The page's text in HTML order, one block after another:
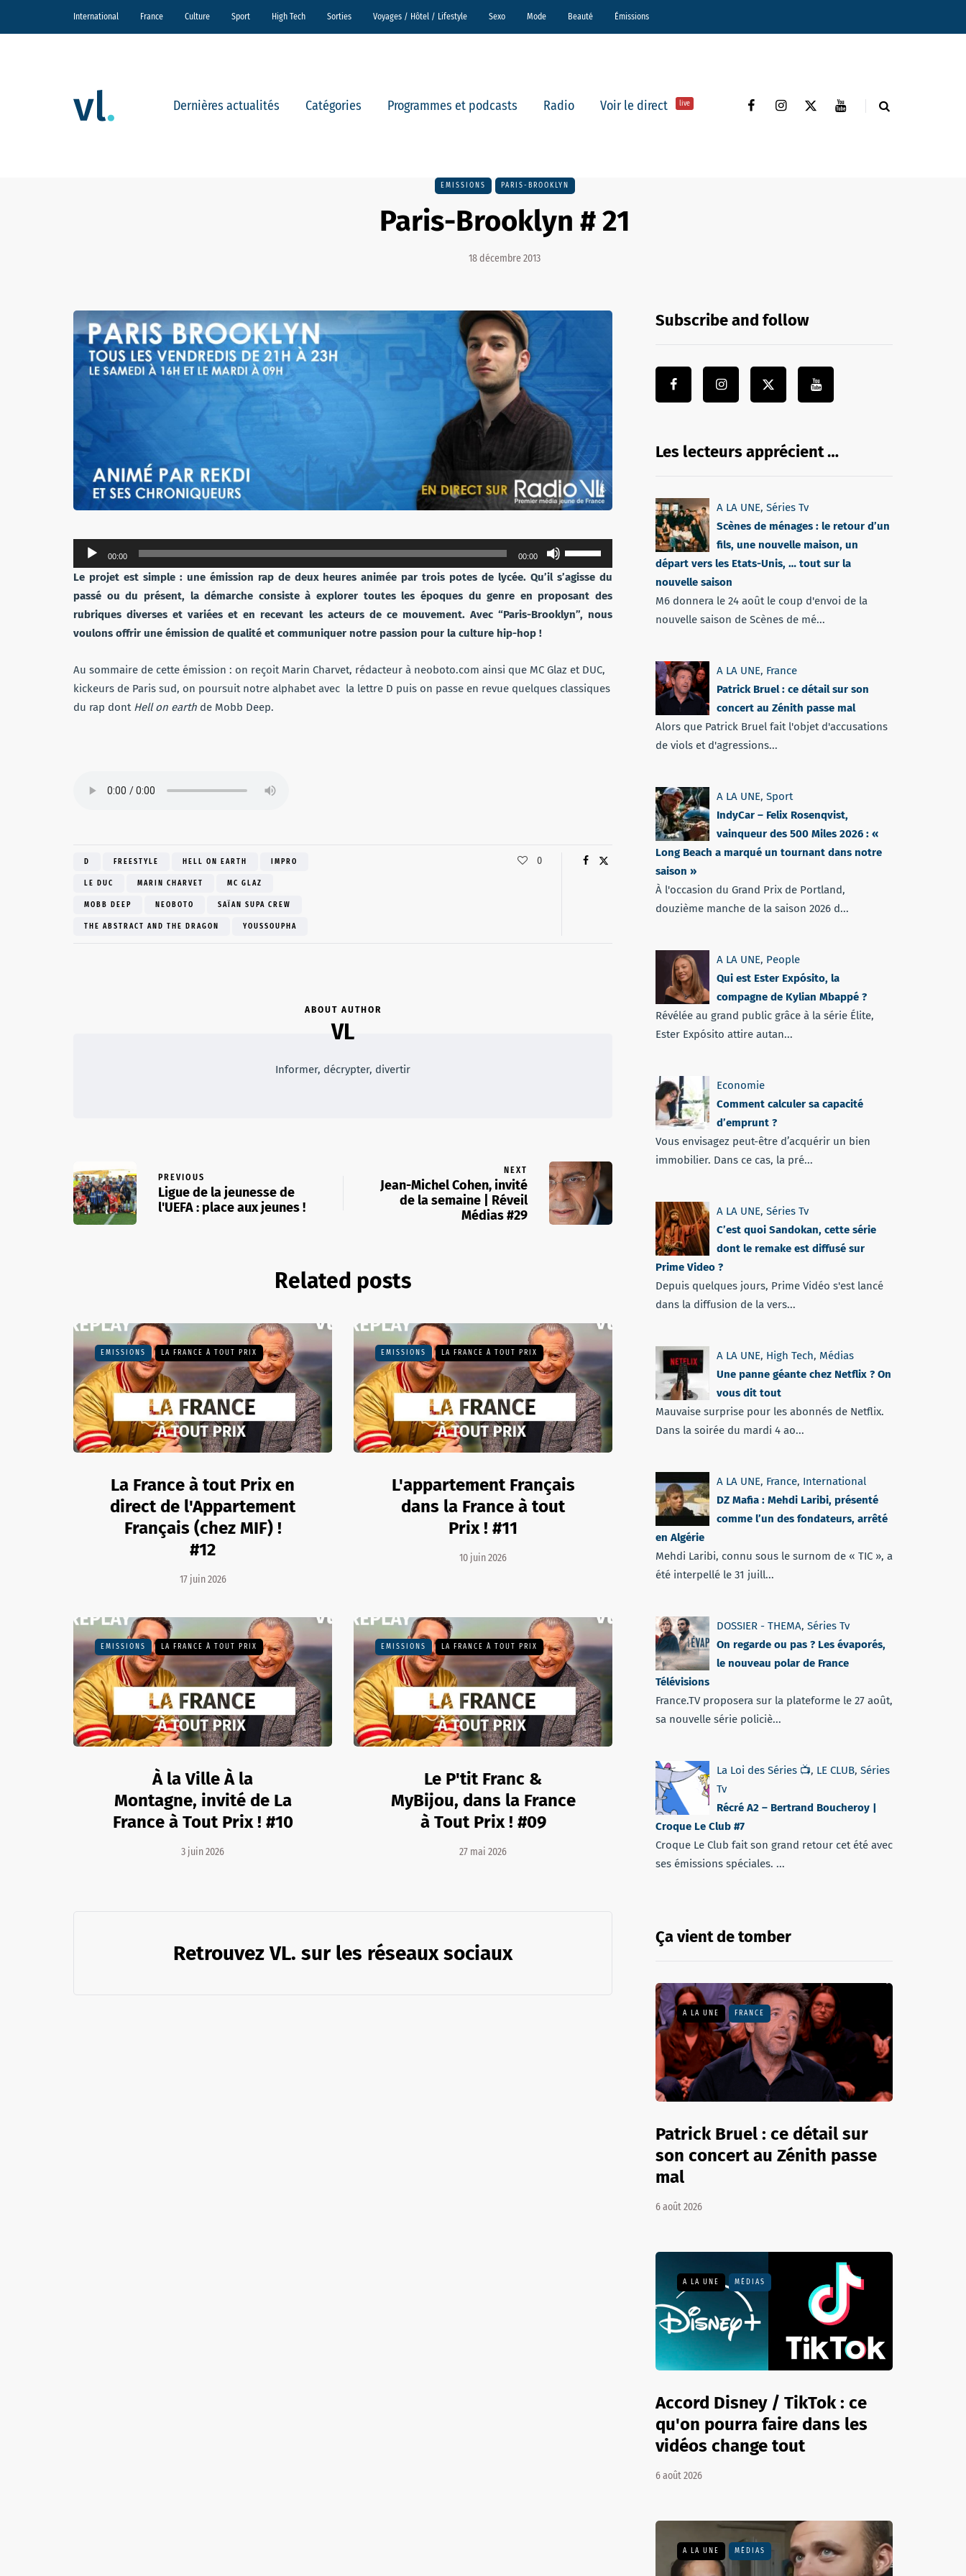
International France Culture Sport High Tech Sorties Voyages / Hôtel / Lifestyle Sexo Mode Beauté Émissions
Dernières actualités Catégories Programmes et podcasts Radio Voir le direct live
EMISSIONS PARIS-BROOKLYN
Paris-Brooklyn # 21
18 décembre 2013
Lecteur
audio
00:00 00:00
les
flèches
haut/bas
pour
diminuer
Le projet est simple : une émission rap de deux heures animée par trois potes de lycée. Qu’il s’agisse du
passé ou du présent, la démarche consiste à explorer toutes les époques du genre en proposant des
rubriques diverses et variées et en recevant les acteurs de ce mouvement. Avec “Paris-Brooklyn”, nous
voulons offrir une émission de qualité et communiquer notre passion pour la culture hip-hop !
Au sommaire de cette émission : on reçoit Marin Charvet, rédacteur à neoboto.com ainsi que MC Glaz et DUC,
kickeurs de Paris sud, on poursuit notre alphabet avec la lettre D puis on passe en revue quelques classiques
du rap dont Hell on earth de Mobb Deep.
D FREESTYLE HELL ON EARTH IMPRO
LE DUC MARIN CHARVET MC GLAZ
MOBB DEEP NEOBOTO SAÏAN SUPA CREW
THE ABSTRACT AND THE DRAGON YOUSSOUPHA
0
ABOUT AUTHOR
VL
Informer, décrypter, divertir
PREVIOUS
Ligue de la jeunesse de
l'UEFA : place aux jeunes !
NEXT
Jean-Michel Cohen, invité
de la semaine | Réveil
Médias #29
Related posts
EMISSIONS LA FRANCE À TOUT PRIX
La France à tout Prix en
direct de l'Appartement
Français (chez MIF) !
#12
17 juin 2026
EMISSIONS LA FRANCE À TOUT PRIX
L'appartement Français
dans la France à tout
Prix ! #11
10 juin 2026
EMISSIONS LA FRANCE À TOUT PRIX
À la Ville À la
Montagne, invité de La
France à Tout Prix ! #10
3 juin 2026
EMISSIONS LA FRANCE À TOUT PRIX
Le P'tit Franc &
MyBijou, dans la France
à Tout Prix ! #09
27 mai 2026
Retrouvez VL. sur les réseaux sociaux
Subscribe and follow
Les lecteurs apprécient …
A LA UNE, Séries Tv
Scènes de ménages : le retour d’un
fils, une nouvelle maison, un
départ vers les Etats-Unis, … tout sur la
nouvelle saison
M6 donnera le 24 août le coup d'envoi de la
nouvelle saison de Scènes de mé...
A LA UNE, France
Patrick Bruel : ce détail sur son
concert au Zénith passe mal
Alors que Patrick Bruel fait l'objet d'accusations
de viols et d'agressions...
A LA UNE, Sport
IndyCar – Felix Rosenqvist,
vainqueur des 500 Miles 2026 : «
Long Beach a marqué un tournant dans notre
saison »
À l'occasion du Grand Prix de Portland,
douzième manche de la saison 2026 d...
A LA UNE, People
Qui est Ester Expósito, la
compagne de Kylian Mbappé ?
Révélée au grand public grâce à la série Élite,
Ester Expósito attire autan...
Economie
Comment calculer sa capacité
d’emprunt ?
Vous envisagez peut-être d’acquérir un bien
immobilier. Dans ce cas, la pré...
A LA UNE, Séries Tv
C’est quoi Sandokan, cette série
dont le remake est diffusé sur
Prime Video ?
Depuis quelques jours, Prime Vidéo s'est lancé
dans la diffusion de la vers...
A LA UNE, High Tech, Médias
Une panne géante chez Netflix ? On
vous dit tout
Mauvaise surprise pour les abonnés de Netflix.
Dans la soirée du mardi 4 ao...
A LA UNE, France, International
DZ Mafia : Mehdi Laribi, présenté
comme l’un des fondateurs, arrêté
en Algérie
Mehdi Laribi, connu sous le surnom de « TIC », a
été interpellé le 31 juill...
DOSSIER - THEMA, Séries Tv
On regarde ou pas ? Les évaporés,
le nouveau polar de France
Télévisions
France.TV proposera sur la plateforme le 27 août,
sa nouvelle série policiè...
La Loi des Séries 📺, LE CLUB, Séries
Tv
Récré A2 – Bertrand Boucheroy |
Croque Le Club #7
Croque Le Club fait son grand retour cet été avec
ses émissions spéciales. ...
Ça vient de tomber
A LA UNE FRANCE
Patrick Bruel : ce détail sur
son concert au Zénith passe
mal
6 août 2026
A LA UNE MÉDIAS
Accord Disney / TikTok : ce
qu'on pourra faire dans les
vidéos change tout
6 août 2026
A LA UNE MÉDIAS